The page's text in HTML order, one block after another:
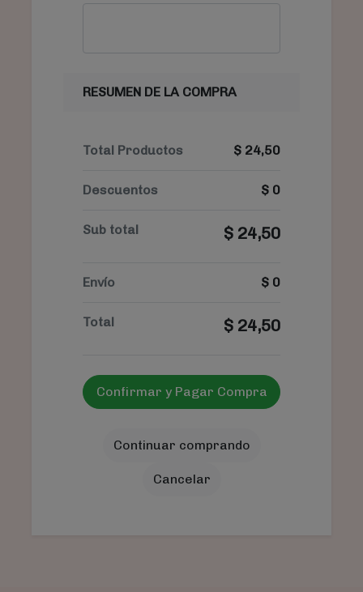
RESUMEN DE LA COMPRA
Total Productos $ 24,50
Descuentos $ 0
Sub total $ 24,50
Envío $ 0
Total $ 24,50
Confirmar y Pagar Compra
Continuar comprando
Cancelar